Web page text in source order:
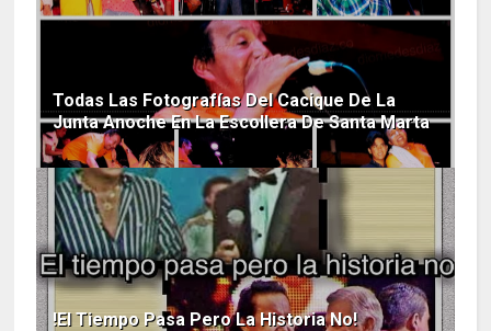
Todas Las Fotografías Del Cacique De La
Junta Anoche En La Escollera De Santa Marta
!El Tiempo Pasa Pero La Historia No!